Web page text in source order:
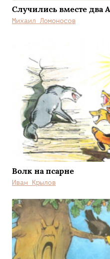
Случились вместе два
Михаил Ломоносов
Волк на псарне
Иван Крылов